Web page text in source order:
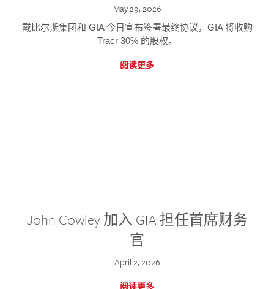
May 29, 2026
戴比尔斯集团和 GIA 今日宣布签署最终协议，GIA 将收购
Tracr 30% 的股权。
阅读更多
John Cowley 加入 GIA 担任首席财务
官
April 2, 2026
阅读更多